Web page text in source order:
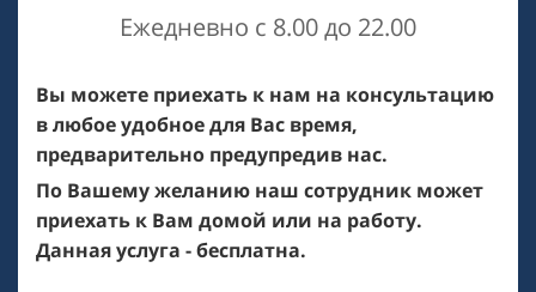
Ежедневно с 8.00 до 22.00
Вы можете приехать к нам на консультацию
в любое удобное для Вас время,
предварительно предупредив нас.
По Вашему желанию наш сотрудник может
приехать к Вам домой или на работу.
Данная услуга - бесплатна.